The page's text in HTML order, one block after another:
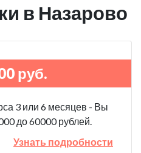
в Назарово
руб.
3 или 6 месяцев - Вы
до 60000 рублей.
Узнать подробности